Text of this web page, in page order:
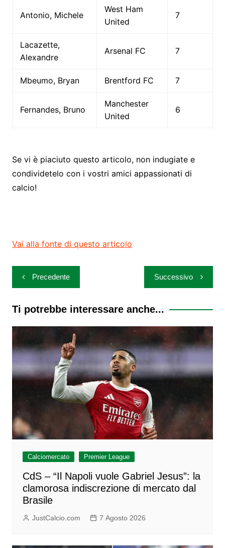
Antonio, Michele
West Ham
United
7
Lacazette,
Alexandre
Arsenal FC 7
Mbeumo, Bryan Brentford FC 7
Fernandes, Bruno
Manchester
United
6
Se vi è piaciuto questo articolo, non indugiate e
condividetelo con i vostri amici appassionati di
calcio!
Vai alla fonte di questo articolo
Navigazione
articoli
Precedente Successivo
Ti potrebbe interessare anche...
Calciomercato Premier League
CdS – “Il Napoli vuole Gabriel Jesus”: la
clamorosa indiscrezione di mercato dal
Brasile
JustCalcio.com 7 Agosto 2026